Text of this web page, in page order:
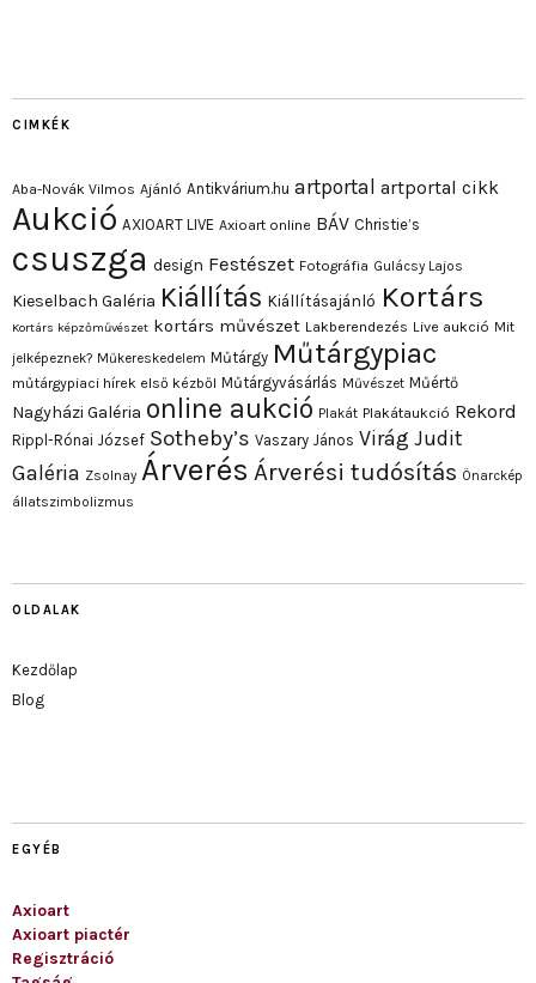
CIMKÉK
Aba-Novák Vilmos Ajánló Antikvárium.hu artportal artportal cikk
Aukció AXIOART LIVE Axioart online BÁV Christie’s
csuszga design Festészet Fotográfia Gulácsy Lajos
Kieselbach Galéria Kiállítás Kiállításajánló Kortárs
Kortárs képzőművészet kortárs művészet Lakberendezés Live aukció Mit
jelképeznek? Műkereskedelem Műtárgy Műtárgypiac
műtárgypiaci hírek első kézből Műtárgyvásárlás Művészet Műértő
Nagyházi Galéria online aukció Plakát Plakátaukció Rekord
Rippl-Rónai József Sotheby’s Vaszary János Virág Judit
Galéria Zsolnay Árverés Árverési tudósítás Önarckép
állatszimbolizmus
OLDALAK
Kezdőlap
Blog
EGYÉB
Axioart
Axioart piactér
Regisztráció